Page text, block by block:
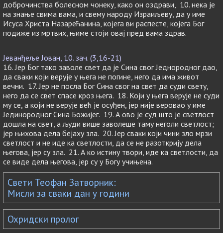
доброчинства болесном чонеку, како он оздрави, 10. нека је
на знање свима вама, и свему народу Израиљеву, да у име
Исуса Христа Назарећанина, којега ви распесте, којега Бог
подиже из мртвих, њиме стоји овај пред вама здрав.
Јеванђеље Јован, 10. зач. (3,16-21)
16. Јер Бог тако заволе свет да је Сина свог Једнородног дао,
да сваки који верује у њега не погине, него да има живот
вечни. 17. Јер не посла Бог Сина свог на свет да суди свету,
него да се свет спасе кроз њега. 18. Који у њега верује не суди
му се, а који не верује већ је осуђен, јер није веровао у име
Јединородног Сина Божијег. 19. А ово је суд што је светлост
дошла на свет, а људи више заволеше таму неголи светлост;
јер њихова дела бејаху зла. 20. Јер сваки који чини зло мрзи
светлост и не иде ка светлости, да се не разоткрију дела
његова, јер су зла. 21. А ко истину твори, иде ка светлости, да
се виде дела његова, јер су у Богу учињена.
Свети Теофан Затворник:
Мисли за сваки дан у години
Охридски пролог